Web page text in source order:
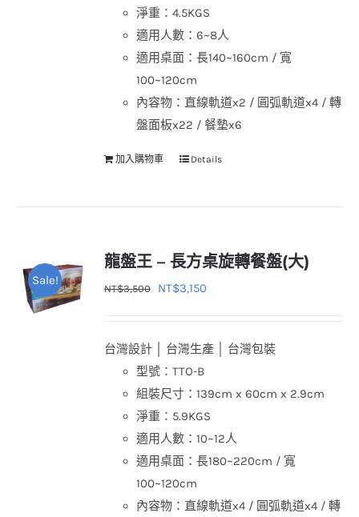
淨重：4.5KGS
適用人數：6~8人
適用桌面：長140~160cm / 寬
100~120cm
內容物：直線軌道x2 / 圓弧軌道x4 / 轉
盤面板x22 / 餐墊x6
加入購物車 Details
Sale!
龍盤王 – 長方桌旋轉餐盤(大)
NT$3,500
原
格：
NT$3,500。
NT$3,150
格：
台灣設計 │ 台灣生產 │ 台灣包裝
型號：TTO-B
組裝尺寸：139cm x 60cm x 2.9cm
淨重：5.9KGS
適用人數：10~12人
適用桌面：長180~220cm / 寬
100~120cm
內容物：直線軌道x4 / 圓弧軌道x4 / 轉